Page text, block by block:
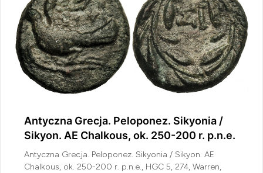
Antyczna Grecja. Peloponez. Sikyonia /
Sikyon. AE Chalkous, ok. 250-200 r. p.n.e.
Antyczna Grecja. Peloponez. Sikyonia / Sikyon. AE
Chalkous, ok. 250-200 r. p.n.e., HGC 5, 274, Warren,